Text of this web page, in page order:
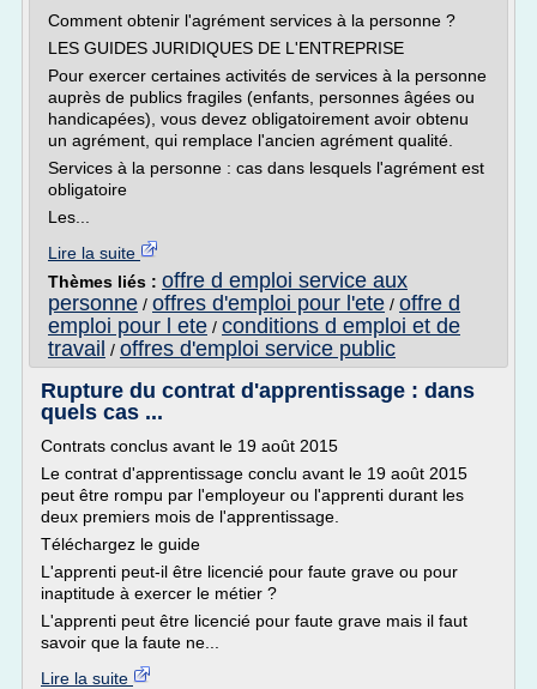
Comment obtenir l'agrément services à la personne ?
LES GUIDES JURIDIQUES DE L'ENTREPRISE
Pour exercer certaines activités de services à la personne
auprès de publics fragiles (enfants, personnes âgées ou
handicapées), vous devez obligatoirement avoir obtenu
un agrément, qui remplace l'ancien agrément qualité.
Services à la personne : cas dans lesquels l'agrément est
obligatoire
Les...
Lire la suite
Thèmes liés : offre d emploi service aux
personne / offres d'emploi pour l'ete / offre d
emploi pour l ete / conditions d emploi et de
travail / offres d'emploi service public
Rupture du contrat d'apprentissage : dans
quels cas ...
Contrats conclus avant le 19 août 2015
Le contrat d'apprentissage conclu avant le 19 août 2015
peut être rompu par l'employeur ou l'apprenti durant les
deux premiers mois de l'apprentissage.
Téléchargez le guide
L'apprenti peut-il être licencié pour faute grave ou pour
inaptitude à exercer le métier ?
L'apprenti peut être licencié pour faute grave mais il faut
savoir que la faute ne...
Lire la suite